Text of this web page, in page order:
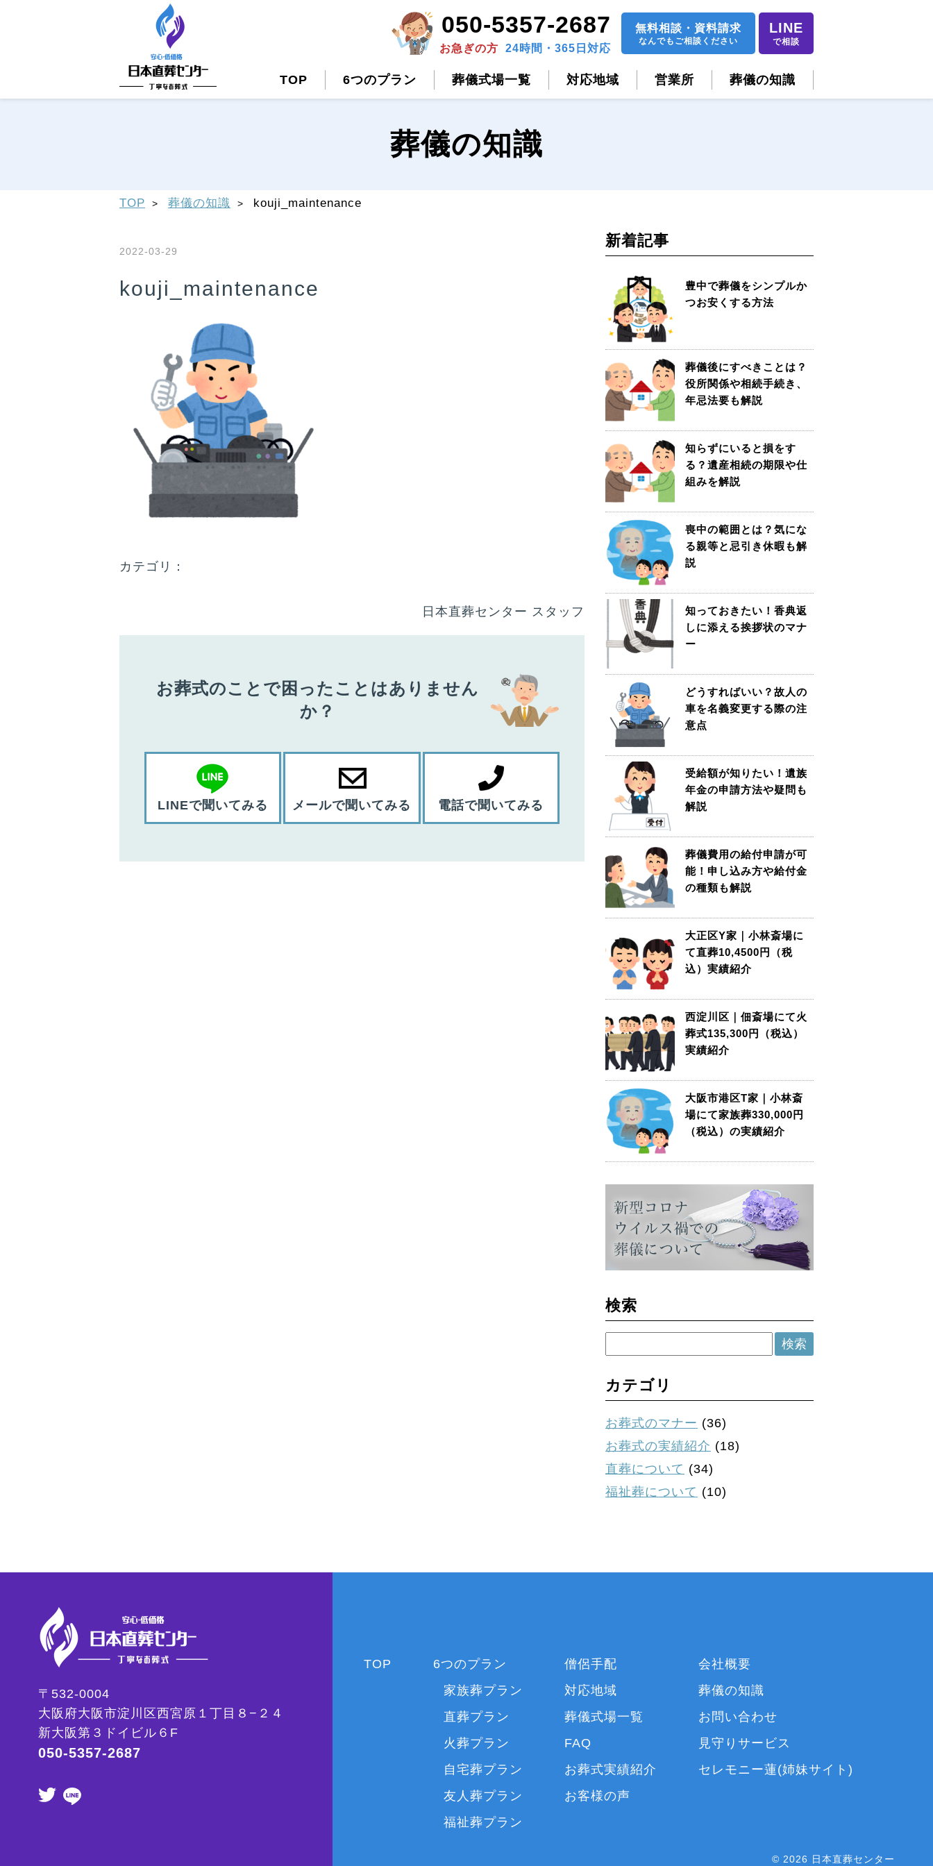
050-5357-2687
お急ぎの方 24時間・365日対応
無料相談 ・ 資料請求
なんでもご相談ください
LINE
で相談
TOP 6つのプラン 葬儀式場一覧 対応地域 営業所 葬儀の知識
葬儀の知識
TOP 葬儀の知識 kouji_maintenance
2022-03-29
kouji_maintenance
カテゴリ：
日本直葬センター スタッフ
お葬式のことで困ったことはありません
か？
LINEで聞いてみる メールで聞いてみる 電話で聞いてみる
新着記事
豊中で葬儀をシンプルか
つお安くする方法
葬儀後にすべきことは？
役所関係や相続手続き、
年忌法要も解説
知らずにいると損をす
る？遺産相続の期限や仕
組みを解説
喪中の範囲とは？気にな
る親等と忌引き休暇も解
説
知っておきたい！香典返
しに添える挨拶状のマナ
ー
どうすればいい？故人の
車を名義変更する際の注
意点
受給額が知りたい！遺族
年金の申請方法や疑問も
解説
葬儀費用の給付申請が可
能！申し込み方や給付金
の種類も解説
大正区Y家｜小林斎場に
て直葬10,4500円（税
込）実績紹介
西淀川区｜佃斎場にて火
葬式135,300円（税込）
実績紹介
大阪市港区T家｜小林斎
場にて家族葬330,000円
（税込）の実績紹介
検索
カテゴリ
お葬式のマナー (36)
お葬式の実績紹介 (18)
直葬について (34)
福祉葬について (10)
〒532-0004
大阪府大阪市淀川区西宮原１丁目８−２４
新大阪第３ドイビル６F
050-5357-2687
TOP
6つのプラン
家族葬プラン
直葬プラン
火葬プラン
自宅葬プラン
友人葬プラン
福祉葬プラン
僧侶手配
対応地域
葬儀式場一覧
FAQ
お葬式実績紹介
お客様の声
会社概要
葬儀の知識
お問い合わせ
見守りサービス
セレモニー蓮(姉妹サイト)
© 2026 日本直葬センター